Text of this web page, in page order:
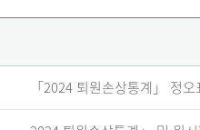
「2024 퇴원손상통계」 정